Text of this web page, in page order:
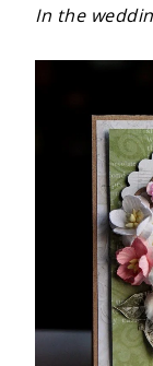
In the